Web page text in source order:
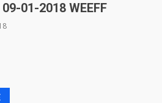
01-2018 WEEFF